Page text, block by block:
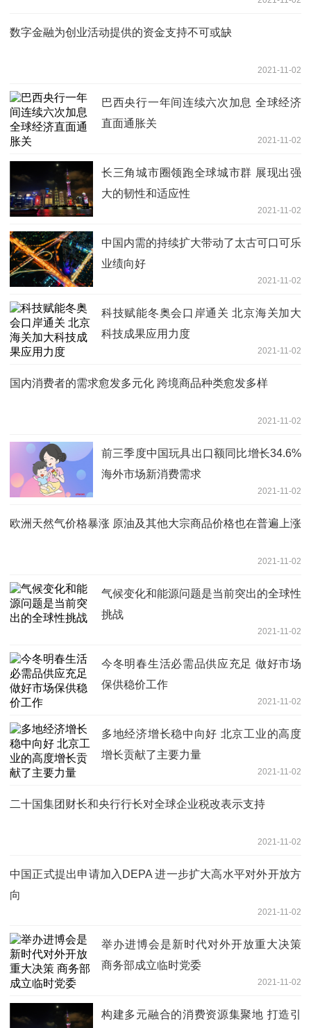
数字金融为创业活动提供的资金支持不可或缺
2021-11-02
巴西央行一年间连续六次加息 全球经济
直面通胀关
2021-11-02
长三角城市圈领跑全球城市群 展现出强
大的韧性和适应性
2021-11-02
中国内需的持续扩大带动了太古可口可乐
业绩向好
2021-11-02
科技赋能冬奥会口岸通关 北京海关加大
科技成果应用力度
2021-11-02
国内消费者的需求愈发多元化 跨境商品种类愈发多样
2021-11-02
前三季度中国玩具出口额同比增长34.6%
海外市场新消费需求
2021-11-02
欧洲天然气价格暴涨 原油及其他大宗商品价格也在普遍上涨
2021-11-02
气候变化和能源问题是当前突出的全球性
挑战
2021-11-02
今冬明春生活必需品供应充足 做好市场
保供稳价工作
2021-11-02
多地经济增长稳中向好 北京工业的高度
增长贡献了主要力量
2021-11-02
二十国集团财长和央行行长对全球企业税改表示支持
2021-11-02
中国正式提出申请加入DEPA 进一步扩大高水平对外开放方
向
2021-11-02
举办进博会是新时代对外开放重大决策
商务部成立临时党委
2021-11-02
构建多元融合的消费资源集聚地 打造引